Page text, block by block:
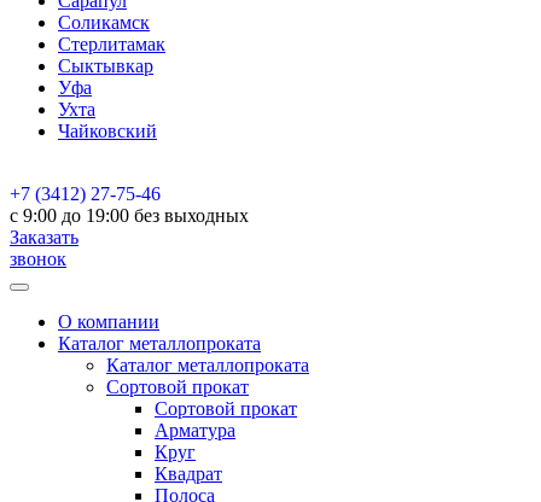
Соликамск
Стерлитамак
Сыктывкар
Уфа
Ухта
Чайковский
+7 (3412) 27-75-46
c 9:00 до 19:00 без выходных
Заказать
звонок
О компании
Каталог металлопроката
Каталог металлопроката
Сортовой прокат
Сортовой прокат
Арматура
Круг
Квадрат
Полоса